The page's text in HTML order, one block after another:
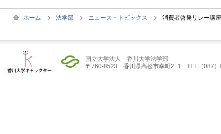
ホーム 法学部 ニュース・トピックス 消費者啓発リレー講座
国立大学法人 香川大学法学部
〒760-8523 香川県高松市幸町2−1 TEL（087）